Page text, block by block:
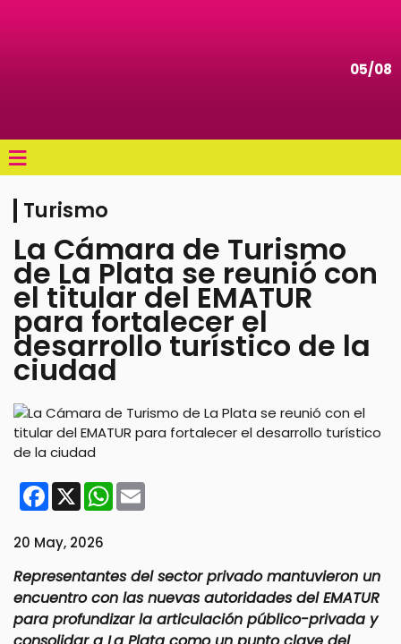
05/08
≡
Turismo
La Cámara de Turismo
de La Plata se reunió con
el titular del EMATUR
para fortalecer el
desarrollo turístico de la
ciudad
Facebook
X WhatsApp
Email
20 May, 2026
Representantes del sector privado mantuvieron un
encuentro con las nuevas autoridades del EMATUR
para profundizar la articulación público-privada y